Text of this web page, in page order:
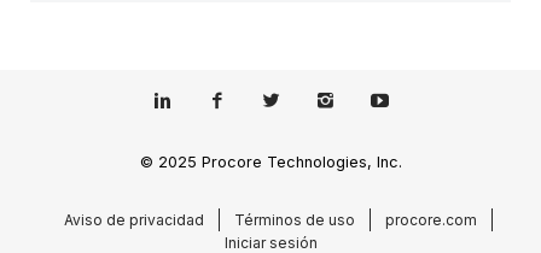
© 2025 Procore Technologies, Inc.
Aviso de privacidad Términos de uso
procore.com
Iniciar sesión